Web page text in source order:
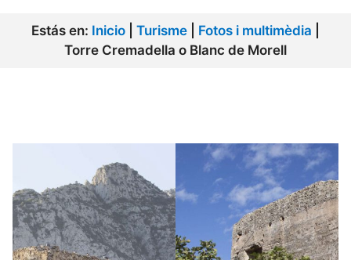
Estás en: Inicio Turisme Fotos i multimèdia
Torre Cremadella o Blanc de Morell